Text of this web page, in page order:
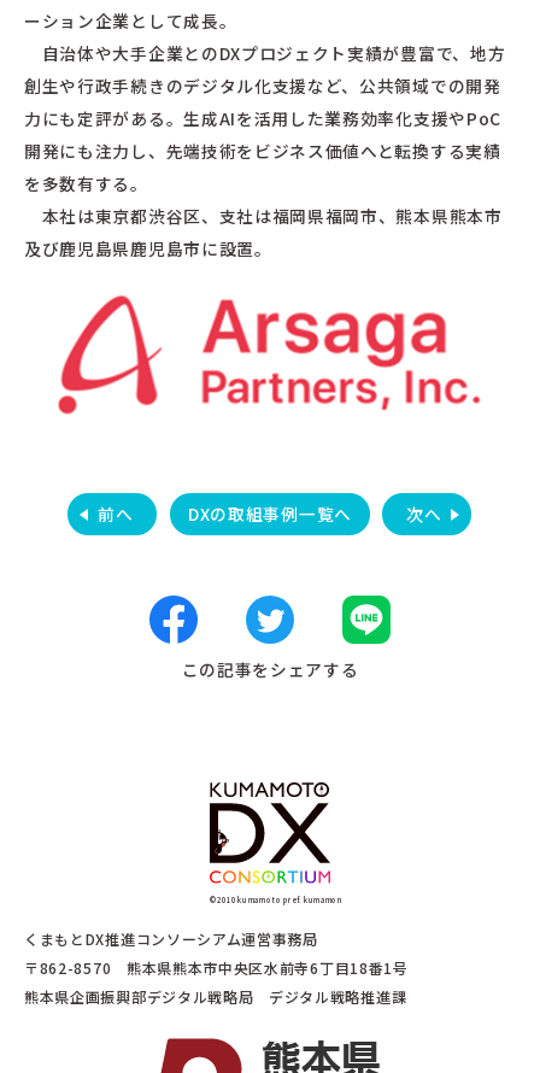
ーション企業として成長。
自治体や大手企業とのDXプロジェクト実績が豊富で、地方
創生や行政手続きのデジタル化支援など、公共領域での開発
力にも定評がある。生成AIを活用した業務効率化支援やPoC
開発にも注力し、先端技術をビジネス価値へと転換する実績
を多数有する。
本社は東京都渋谷区、支社は福岡県福岡市、熊本県熊本市
及び鹿児島県鹿児島市に設置。
前へ DXの取組事例一覧へ 次へ
この記事をシェアする
©2010 kumamoto pref. kumamon
くまもとDX推進コンソーシアム運営事務局
〒862-8570 熊本県熊本市中央区水前寺6丁目18番1号
熊本県企画振興部デジタル戦略局 デジタル戦略推進課